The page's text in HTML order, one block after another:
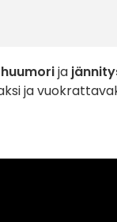
huumorija
ja